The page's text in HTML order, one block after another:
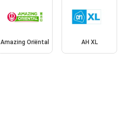
Amazing Oriëntal AH XL